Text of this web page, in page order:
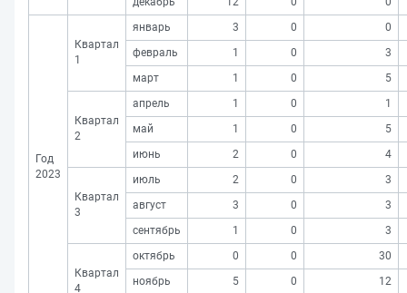
Год
2023
Квартал
1
январь 3 0
0
февраль
1 0
3
март
1 0 5
Квартал
2
апрель 1 0
1
май
1 0
5
июнь
2 0 4
Квартал
3
июль 2 0
3
август
3 0
3
сентябрь
1 0 3
Квартал
4
октябрь 0 0
30
ноябрь
5 0 12